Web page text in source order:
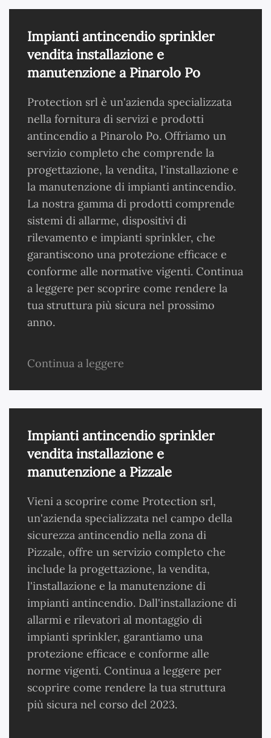
Impianti antincendio sprinkler
vendita installazione e
manutenzione a Pinarolo Po
Protection srl è un'azienda specializzata
nella fornitura di servizi e prodotti
antincendio a Pinarolo Po. Offriamo un
servizio completo che comprende la
progettazione, la vendita, l'installazione e
la manutenzione di impianti antincendio.
La nostra gamma di prodotti comprende
sistemi di allarme, dispositivi di
rilevamento e impianti sprinkler, che
garantiscono una protezione efficace e
conforme alle normative vigenti. Continua
a leggere per scoprire come rendere la
tua struttura più sicura nel prossimo
anno.
Continua a leggere
Impianti antincendio sprinkler
vendita installazione e
manutenzione a Pizzale
Vieni a scoprire come Protection srl,
un'azienda specializzata nel campo della
sicurezza antincendio nella zona di
Pizzale, offre un servizio completo che
include la progettazione, la vendita,
l'installazione e la manutenzione di
impianti antincendio. Dall'installazione di
allarmi e rilevatori al montaggio di
impianti sprinkler, garantiamo una
protezione efficace e conforme alle
norme vigenti. Continua a leggere per
scoprire come rendere la tua struttura
più sicura nel corso del 2023.